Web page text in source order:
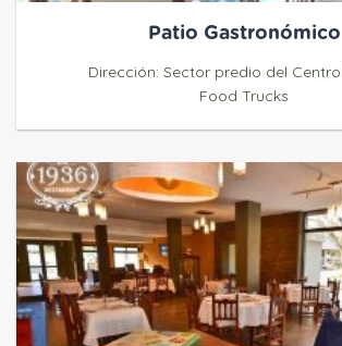
Patio Gastronómico
Dirección: Sector predio del
Food Trucks